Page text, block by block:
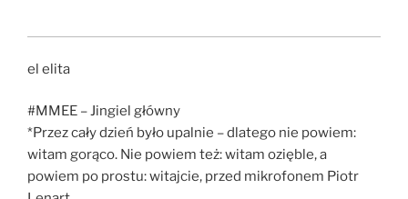
el elita
#MMEE – Jingiel główny
*Przez cały dzień było upalnie – dlatego nie powiem:
witam gorąco. Nie powiem też: witam ozięble, a
powiem po prostu: witajcie, przed mikrofonem Piotr